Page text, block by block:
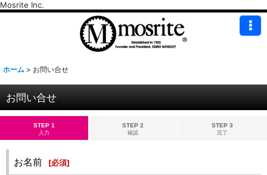
Mosrite Inc.
ホーム > お問い合せ
お問い合せ
STEP 1
入力
STEP 2
確認
STEP 3
完了
お名前 [必須]